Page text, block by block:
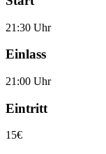
21:30 Uhr
Einlass
21:00 Uhr
Eintritt
15€